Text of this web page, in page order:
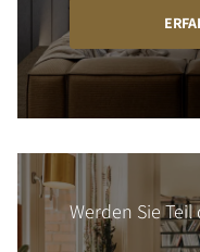
Werden Sie Teil